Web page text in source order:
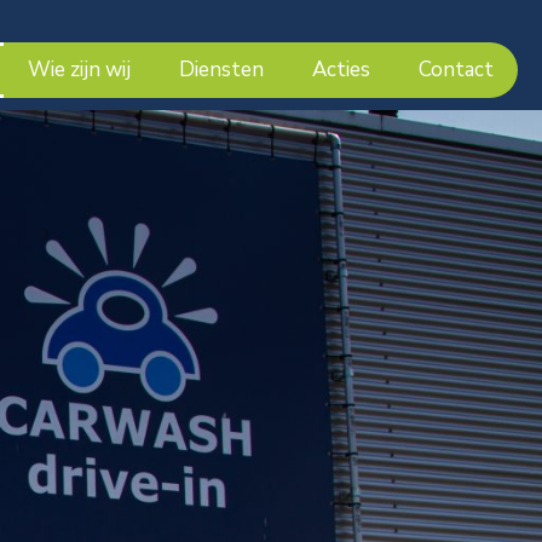
Wie zijn wij Diensten Acties Contact